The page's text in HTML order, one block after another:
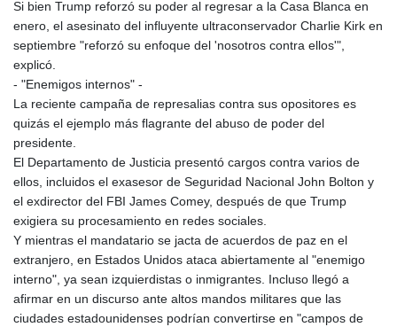
JEP 0.858821
JMD 183.483652
KES 149.476942
KGS 101.049317
4692.835464
KMF 493.401928
KRW
1628.763599
KWD 0.356717
KYD 0.962823
KZT 541.490267
LAK
26085.892065
Si bien Trump reforzó su poder al regresar a la Casa Blanca en
enero, el asesinato del influyente ultraconservador Charlie Kirk en
septiembre "reforzó su enfoque del 'nosotros contra ellos'",
explicó.
- "Enemigos internos" -
La reciente campaña de represalias contra sus opositores es
quizás el ejemplo más flagrante del abuso de poder del
presidente.
El Departamento de Justicia presentó cargos contra varios de
ellos, incluidos el exasesor de Seguridad Nacional John Bolton y
el exdirector del FBI James Comey, después de que Trump
exigiera su procesamiento en redes sociales.
Y mientras el mandatario se jacta de acuerdos de paz en el
extranjero, en Estados Unidos ataca abiertamente al "enemigo
interno", ya sean izquierdistas o inmigrantes. Incluso llegó a
afirmar en un discurso ante altos mandos militares que las
ciudades estadounidenses podrían convertirse en "campos de